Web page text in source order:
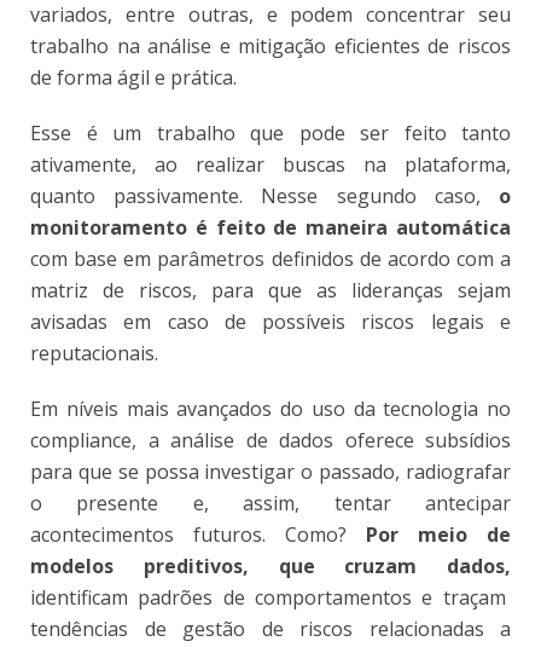
variados, entre outras, e podem concentrar seu
trabalho na análise e mitigação eficientes de riscos
de forma ágil e prática.
Esse é um trabalho que pode ser feito tanto
ativamente, ao realizar buscas na plataforma,
quanto passivamente. Nesse segundo caso, o
monitoramento é feito de maneira automática
com base em parâmetros definidos de acordo com a
matriz de riscos, para que as lideranças sejam
avisadas em caso de possíveis riscos legais e
reputacionais.
Em níveis mais avançados do uso da tecnologia no
compliance, a análise de dados oferece subsídios
para que se possa investigar o passado, radiografar
o presente e, assim, tentar antecipar
acontecimentos futuros. Como? Por meio de
modelos preditivos, que cruzam dados,
identificam padrões de comportamentos e traçam
tendências de gestão de riscos relacionadas a